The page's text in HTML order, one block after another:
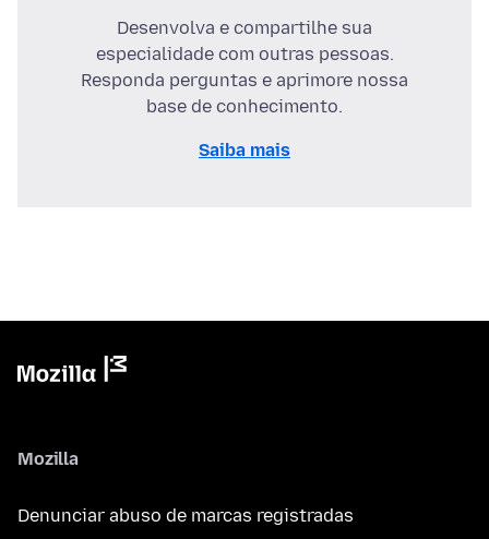
Desenvolva e compartilhe sua
especialidade com outras pessoas.
Responda perguntas e aprimore nossa
base de conhecimento.
Saiba mais
Mozilla
Denunciar abuso de marcas registradas